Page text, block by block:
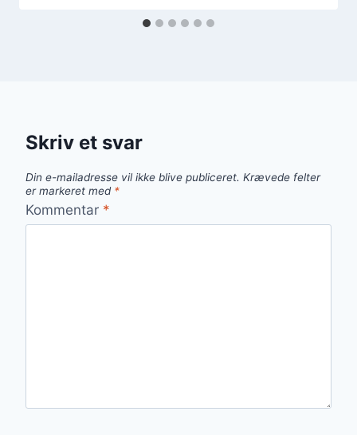
Skriv et svar
Din e-mailadresse vil ikke blive publiceret. Krævede felter
er markeret med *
Kommentar *